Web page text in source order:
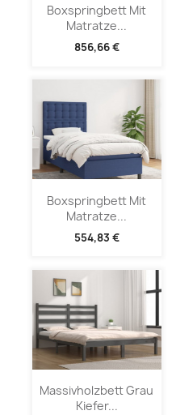
Boxspringbett Mit
Matratze...
856,66 €
Boxspringbett Mit
Matratze...
554,83 €
Massivholzbett Grau
Kiefer...